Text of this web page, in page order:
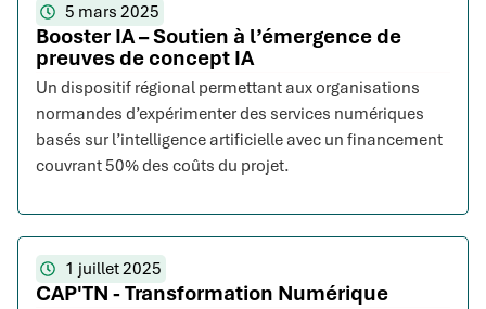
5 mars 2025
Booster IA – Soutien à l’émergence de
preuves de concept IA
Un dispositif régional permettant aux organisations
normandes d’expérimenter des services numériques
basés sur l’intelligence artificielle avec un financement
couvrant 50% des coûts du projet.
1 juillet 2025
CAP'TN - Transformation Numérique